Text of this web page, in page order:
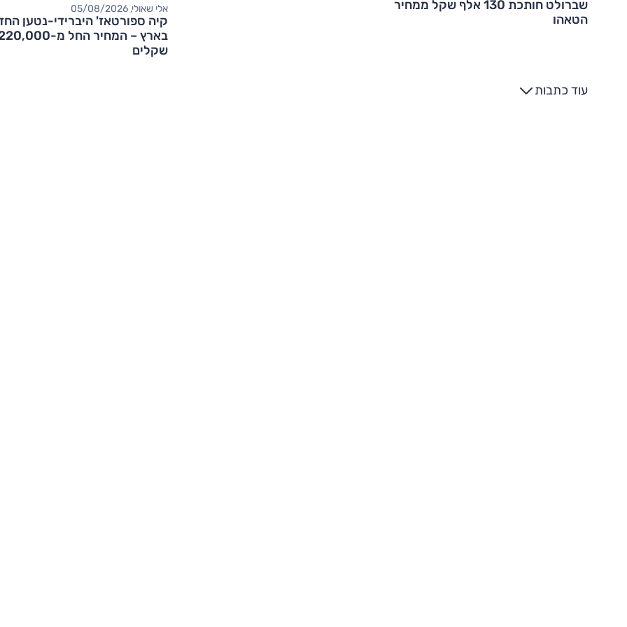
שברולט חותכת 130 אלף שקל ממחיר
הטאהו
אלי שאולי, 05/08/2026
קיה ספורטאז' היברידי-נטען
בארץ – המחיר החל מ-
שקלים
עוד כתבות